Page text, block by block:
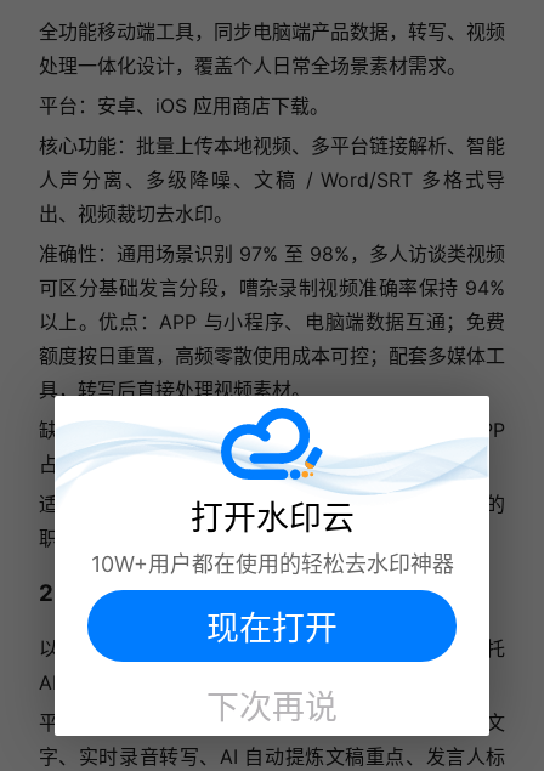
全功能移动端工具，同步电脑端产品数据，转写、视频
处理一体化设计，覆盖个人日常全场景素材需求。
平台：安卓、iOS 应用商店下载。
核心功能：批量上传本地视频、多平台链接解析、智能
人声分离、多级降噪、文稿 / Word/SRT 多格式导
出、视频裁切去水印。
准确性：通用场景识别 97% 至 98%，多人访谈类视频
可区分基础发言分段，嘈杂录制视频准确率保持 94%
以上。优点：APP 与小程序、电脑端数据互通；免费
额度按日重置，高频零散使用成本可控；配套多媒体工
具，转写后直接处理视频素材。
缺点：高阶批量、多语种识别功能需要开通会员，APP
占用少量手机内存。
适用人群：全职自媒体博主、外勤随时整理采访素材的
职场人员。
2. 通义听悟 APP
以音视频转写、纪要整理为核心的办公类 APP，依托
AI 算法优化长音频识别，偏向职场使用场景。
平台：安卓、iOS 全平台上线。核心功能：视频转文
字、实时录音转写、AI 自动提炼文稿重点、发言人标
打开水印云
10W+用户都在使用的轻松去水印神器
现在打开
下次再说